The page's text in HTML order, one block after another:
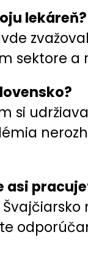
sektore a
si
asi